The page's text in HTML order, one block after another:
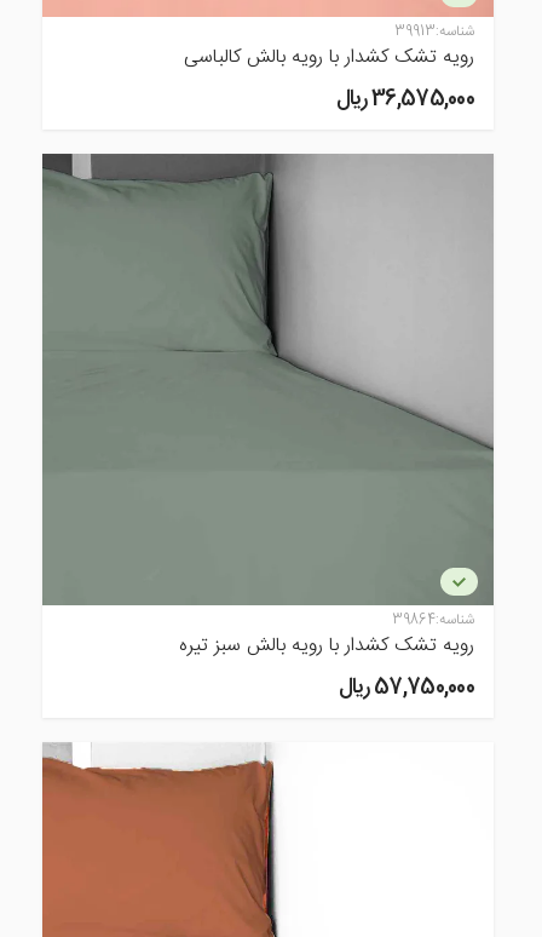
شناسه:39913
رویه تشک کشدار با رویه بالش کالباسی
36,575,000 ريال
شناسه:39864
رویه تشک کشدار با رویه بالش سبز تیره
57,750,000 ريال